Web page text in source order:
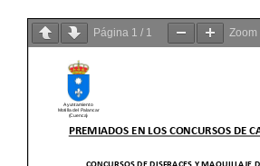
Página 1 / 1 Zoom